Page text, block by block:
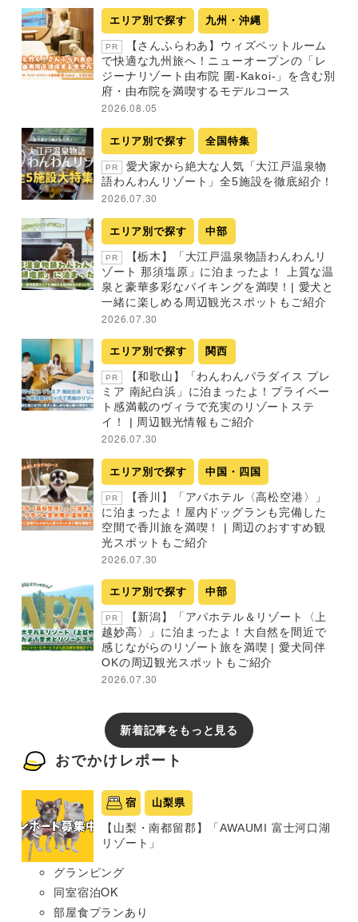
エリア別で探す 九州・沖縄
PR
【さんふらわあ】ウィズペットルーム
で快適な九州旅へ！ニューオープンの「レ
ジーナリゾート由布院 圍-Kakoi-」を含む別
府・由布院を満喫するモデルコース
2026.08.05
エリア別で探す 全国特集
PR
愛犬家から絶大な人気「大江戸温泉物
語わんわんリゾート」全5施設を徹底紹介！
2026.07.30
エリア別で探す 中部
PR
【栃木】「大江戸温泉物語わんわんリ
ゾート 那須塩原」に泊まったよ！ 上質な温
泉と豪華多彩なバイキングを満喫！| 愛犬と
一緒に楽しめる周辺観光スポットもご紹介
2026.07.30
エリア別で探す 関西
PR
【和歌山】「わんわんパラダイス プレ
ミア 南紀白浜」に泊まったよ！プライベー
ト感満載のヴィラで充実のリゾートステ
イ！ | 周辺観光情報もご紹介
2026.07.30
エリア別で探す 中国・四国
PR
【香川】「アパホテル〈高松空港〉」
に泊まったよ！屋内ドッグランも完備した
空間で香川旅を満喫！ | 周辺のおすすめ観
光スポットもご紹介
2026.07.30
エリア別で探す 中部
PR
【新潟】「アパホテル＆リゾート〈上
越妙高〉」に泊まったよ！大自然を間近で
感じながらのリゾート旅を満喫 | 愛犬同伴
OKの周辺観光スポットもご紹介
2026.07.30
新着記事をもっと見る
おでかけレポート
宿 山梨県
【山梨・南都留郡】「AWAUMI 富士河口湖
リゾート」
グランピング
同室宿泊OK
部屋食プランあり